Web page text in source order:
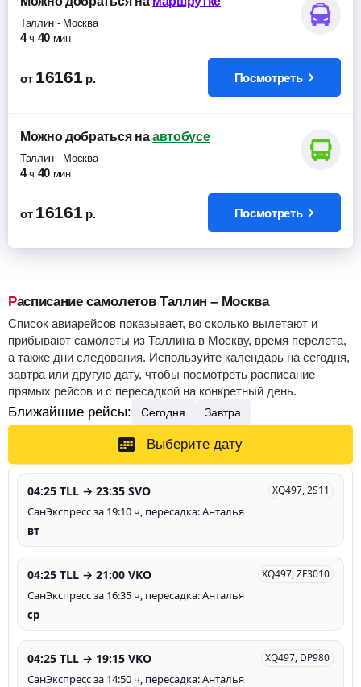
Таллин - Москва
4 ч 40 мин
от 16161 р. Посмотреть
Можно добратьсяна автобусе
Таллин - Москва
4 ч 40 мин
от 16161 р. Посмотреть
Расписание самолетов Таллин – Москва
Список авиарейсов показывает, во сколько вылетают и
прибывают самолеты из Таллина в Москву, время перелета,
а также дни следования. Используйте календарь на сегодня,
завтра или другую дату, чтобы посмотреть расписание
прямых рейсов и с пересадкой на конкретный день.
Ближайшие рейсы: Сегодня Завтра
Выберите дату
04:25 TLL → 23:35 SVO XQ497, 2S11
СанЭкспресс за 19:10 ч, пересадка: Анталья
вт
04:25 TLL → 21:00 VKO XQ497, ZF3010
СанЭкспресс за 16:35 ч, пересадка: Анталья
ср
04:25 TLL → 19:15 VKO XQ497, DP980
СанЭкспресс за 14:50 ч, пересадка: Анталья